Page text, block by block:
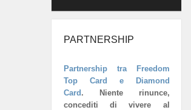
PARTNERSHIP
Partnership tra Freedom
Top Card e Diamond
Card. Niente rinunce,
concediti di vivere al